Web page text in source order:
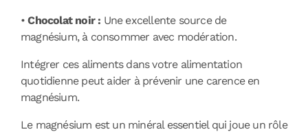
• Chocolat noir : Une excellente source de
magnésium, à consommer avec modération.
Intégrer ces aliments dans votre alimentation
quotidienne peut aider à prévenir une carence en
magnésium.
Le magnésium est un minéral essentiel qui joue un rôle